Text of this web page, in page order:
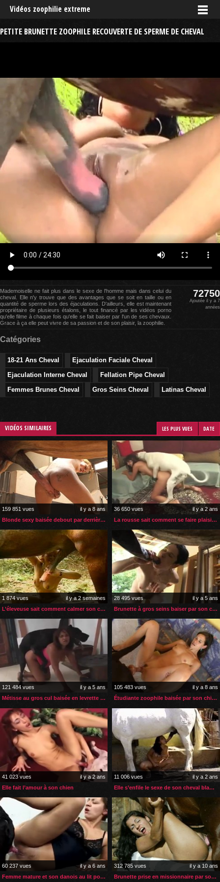
Vidéos zoophilie extreme
PETITE BRUNETTE ZOOPHILE RECOUVERTE DE SPERME DE CHEVAL
Mademoiselle ne fait plus dans le sexe de l'homme mais dans celui du
cheval. Elle n'y trouve que des avantages que se soit en taille ou en
quantité de sperme lors des éjaculations. D'ailleurs, elle est maintenant
propriétaire de plusieurs étalons, le tout financé par les vidéos porno
qu'elle filme à chaque fois qu'elle se fait baiser par l'un de ses chevaux.
Grace à ça elle peut vivre de sa passion et de son plaisir, la zoophilie.
72750
Ajoutée il y a 7
années
Catégories
18-21 Ans Cheval
Ejaculation Faciale Cheval
Ejaculation Interne Cheval
Fellation Pipe Cheval
Femmes Brunes Cheval
Gros Seins Cheval Latinas Cheval
VIDÉOS SIMILAIRES LES PLUS VUES DATE
159 851 vues
il y a 8 ans
Blonde sexy baisée debout par derrière par son cheval
36 650 vues
il y a 2 ans
La rousse sait comment se faire plaisir ainsi qu’à son chien
1 874 vues
il y a 2 semaines
L’éleveuse sait comment calmer son cheval le plus fougueux
28 495 vues
il y a 5 ans
Brunette à gros seins baiser par son cheval par derrière
121 484 vues
il y a 5 ans
Métisse au gros cul baisée en levrette par son chien
105 483 vues
il y a 8 ans
Étudiante zoophile baisée par son chien
41 023 vues
il y a 2 ans
Elle fait l’amour à son chien
11 006 vues
il y a 2 ans
Elle s’enfile le sexe de son cheval blanc dans tous ses trous
60 237 vues
il y a 6 ans
Femme mature et son danois au lit pour du sexe
312 785 vues
il y a 10 ans
Brunette prise en missionnaire par son cheval